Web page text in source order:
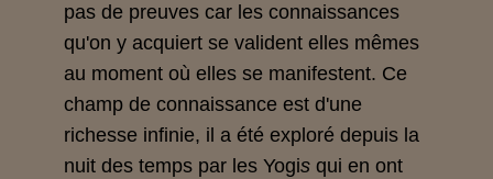
pas de preuves car les connaissances
qu'on y acquiert se valident elles mêmes
au moment où elles se manifestent. Ce
champ de connaissance est d'une
richesse infinie, il a été exploré depuis la
nuit des temps par les Yogis qui en ont